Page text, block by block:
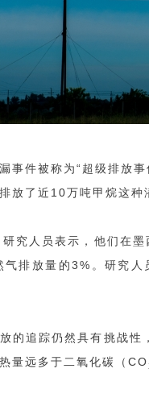
事件被称为“超级排放
放了近10万吨甲烷这种
究人员表示，他们在
排放量的3%。研究
的追踪仍然具有挑战
量远多于二氧化碳（CO